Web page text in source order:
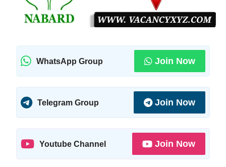
WhatsApp Group Join Now
Telegram Group Join Now
Youtube Channel Join Now